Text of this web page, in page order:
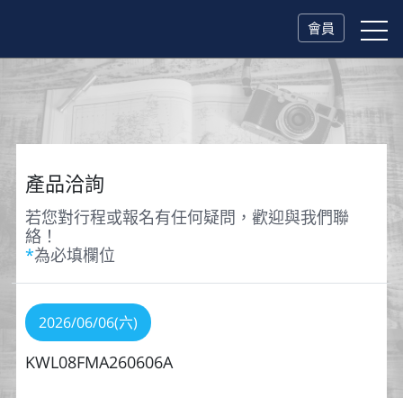
會員
產品洽詢
若您對行程或報名有任何疑問，歡迎與我們聯
絡！
*為必填欄位
2026/06/06(六)
KWL08FMA260606A